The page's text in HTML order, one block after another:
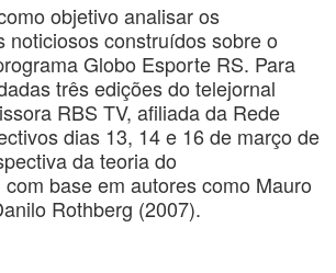
objetivo analisar os
noticiosos construídos sobre o
Globo Esporte RS. Para
três edições do telejornal
RBS TV, afiliada da Rede
dias 13, 14 e 16 de março de
da teoria do
base em autores como Mauro
Rothberg (2007).